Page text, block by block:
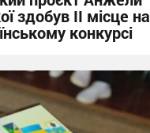
здобув ІІ місце на
конкурсі